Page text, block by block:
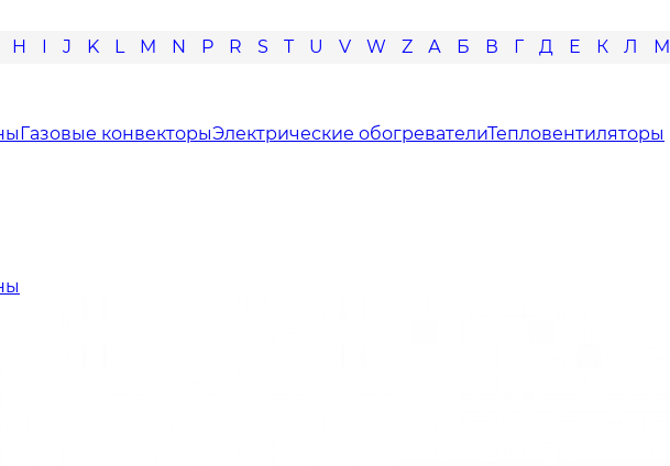
H I J K L M N P R S T U V W Z А Б В Г Д Е К Л М
Газовые конвекторыЭлектрические обогревателиТепловентиляторы